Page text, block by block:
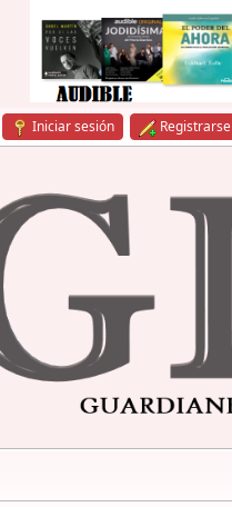
Iniciar sesión Registrarse